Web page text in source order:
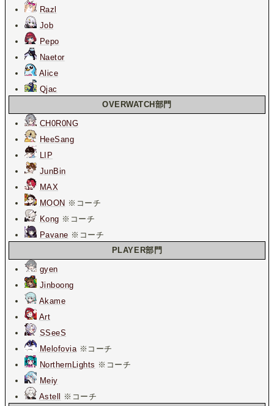
Razl
Job
Pepo
Naetor
Alice
Qjac
OVERWATCH部門
CH0R0NG
HeeSang
LIP
JunBin
MAX
MOON ※コーチ
Kong ※コーチ
Pavane ※コーチ
PLAYER部門
gyen
Jinboong
Akame
Art
SSeeS
Melofovia※コーチ
NorthernLights ※コーチ
Meiy
Astell
※コーチ